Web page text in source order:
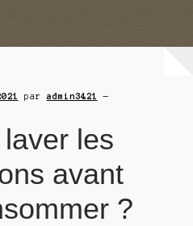
paradmin3421
—
les
avant
?